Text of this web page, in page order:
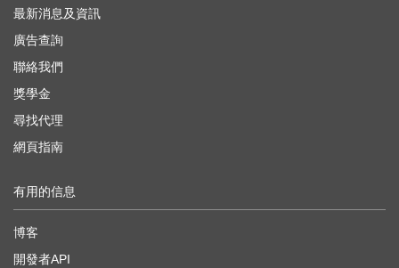
最新消息及資訊
廣告查詢
聯絡我們
獎學金
尋找代理
網頁指南
有用的信息
博客
開發者API